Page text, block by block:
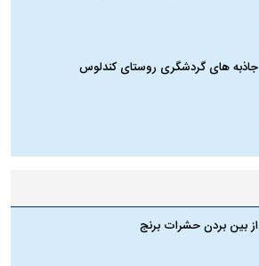
جاذبه های گردشگری روستای کندلوس
از بین بردن حشرات برنج